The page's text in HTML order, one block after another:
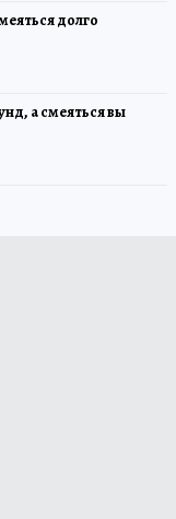
долго
а смеяться вы